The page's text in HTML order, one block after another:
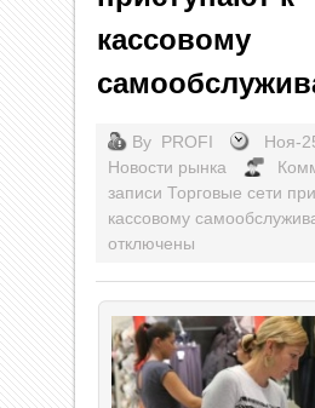
кассовому
By PROFI
Ноя-
Новости рынка
записи Торговые сети
кассовому
отключены